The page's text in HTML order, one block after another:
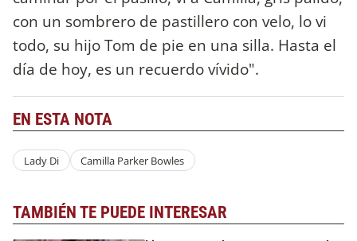
con un sombrero de pastillero con velo, lo vi
todo, su hijo Tom de pie en una silla. Hasta el
día de hoy, es un recuerdo vívido".
EN ESTA NOTA
Lady Di Camilla Parker Bowles
TAMBIÉN TE PUEDE INTERESAR